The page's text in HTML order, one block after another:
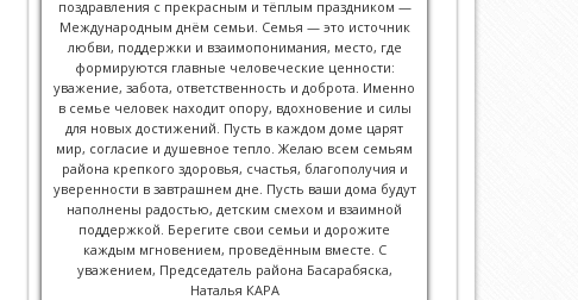
поздравления с прекрасным и тёплым праздником —
Международным днём семьи. Семья — это источник
любви, поддержки и взаимопонимания, место, где
формируются главные человеческие ценности:
уважение, забота, ответственность и доброта. Именно
в семье человек находит опору, вдохновение и силы
для новых достижений. Пусть в каждом доме царят
мир, согласие и душевное тепло. Желаю всем семьям
района крепкого здоровья, счастья, благополучия и
уверенности в завтрашнем дне. Пусть ваши дома будут
наполнены радостью, детским смехом и взаимной
поддержкой. Берегите свои семьи и дорожите
каждым мгновением, проведённым вместе. С
уважением, Председатель района Басарабяска,
Наталья КАРА